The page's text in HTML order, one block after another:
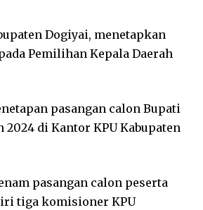
Dogiyai, menetapkan
Pemilihan Kepala Daerah
pasangan calon Bupati
di Kantor KPU Kabupaten
pasangan calon peserta
tiga komisioner KPU